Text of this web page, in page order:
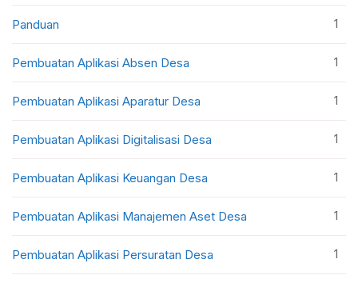
Panduan 1
Pembuatan Aplikasi Absen Desa 1
Pembuatan Aplikasi Aparatur Desa 1
Pembuatan Aplikasi Digitalisasi Desa 1
Pembuatan Aplikasi Keuangan Desa 1
Pembuatan Aplikasi Manajemen Aset Desa 1
Pembuatan Aplikasi Persuratan Desa 1